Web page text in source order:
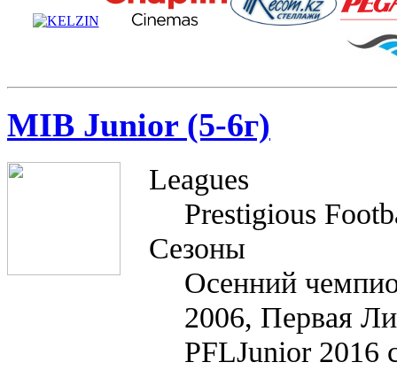
MIB Junior (5-6г)
Leagues
Prestigious
Сезоны
Осенний
2006, Первая
PFLJunior 2016